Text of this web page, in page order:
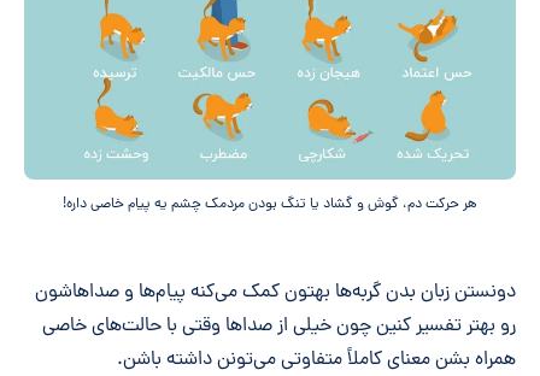
هر حرکت دم، گوش و گشاد یا تنگ بودن مردمک چشم یه پیام خاصی داره!
دونستن زبان بدن گربه‌ها بهتون کمک می‌کنه پیام‌ها و صداهاشون
رو بهتر تفسیر کنین چون خیلی از صدا‌ها وقتی با حالت‌های خاصی
همراه بشن معنای کاملاً متفاوتی می‌تونن داشته باشن.